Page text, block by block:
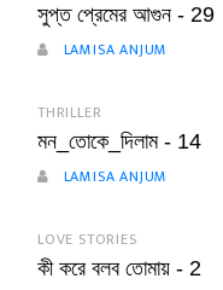
সুপ্ত প্রেমের আগুন - 29
LAMISA ANJUM
THRILLER
মন_তোকে_দিলাম - 14
LAMISA ANJUM
LOVE STORIES
কী করে বলব তোমায় - 2